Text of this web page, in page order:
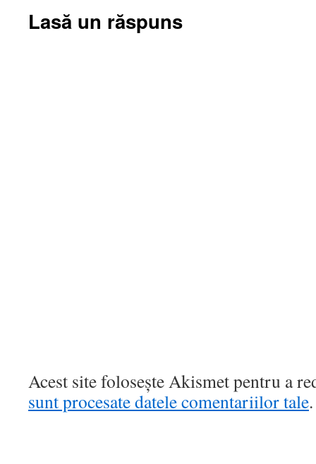
Lasă un răspuns
Acest site folosește Akismet pentru a
sunt procesate datele comentariilor tale.